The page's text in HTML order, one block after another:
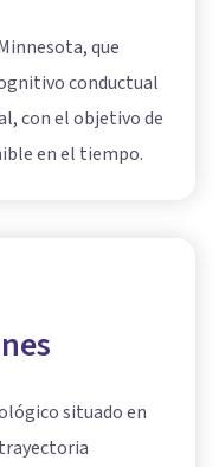
que
conductual
con el objetivo de
en el tiempo.
situado en